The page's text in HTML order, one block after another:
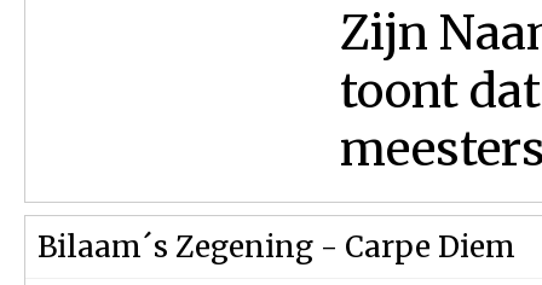
Zijn
toont
Bilaam´s Zegening - Carpe Diem